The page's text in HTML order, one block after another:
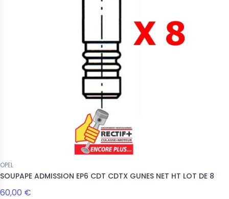
OPEL
SOUPAPE ADMISSION EP6 CDT CDTX GUNES NET HT LOT DE 8
60,00 €